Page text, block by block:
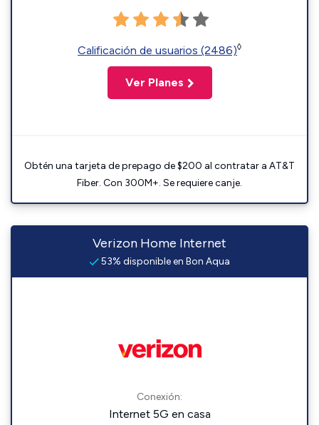
Calificación de usuarios (2486)◊
Ver Planes
Obtén una tarjeta de prepago de $200 al contratar a AT&T
Fiber. Con 300M+. Se requiere canje.
Verizon Home Internet
53% disponible en Bon Aqua
Conexión:
Internet 5G en casa